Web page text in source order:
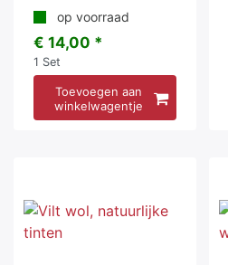
op voorraad
€ 14,00 *
1 Set
Toevoegen aan
winkelwagentje